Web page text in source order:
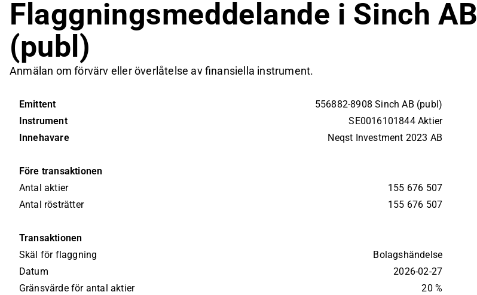
Flaggningsmeddelande i Sinch AB
(publ)
Anmälan om förvärv eller överlåtelse av finansiella instrument.
Emittent
556882-8908 Sinch AB (publ)
Instrument
SE0016101844 Aktier
Innehavare
Neqst Investment 2023 AB
Före transaktionen
Antal aktier
155 676 507
Antal rösträtter
155 676 507
Transaktionen
Skäl för flaggning
Bolagshändelse
Datum
2026-02-27
Gränsvärde för antal aktier
20 %